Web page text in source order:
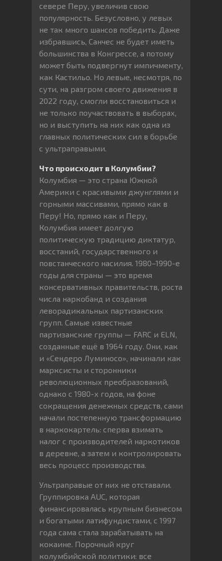
севере Перу, увеличив свою
популярность. Безусловно, у левых
не так много шансов победить. Даже
избравшись, Санчес не будет иметь
большинства в Конгрессе, а потому
может быть подвергнут импичменту,
как Кастильо. Но левые, несмотря, по
сути, на разгром своего движения в
2022 году, смогли восстановиться и
не только поучаствовать в выборах,
но и выступить на них как одна из
главных политических сил в борьбе
с ультраправыми.
Что происходит в Колумбии?
Колумбия — это страна Южной
Америки с красивыми джунглями и
горными массивами, прямо как в
Перу! Но, прямо как и Перу,
Колумбия имеет долгую
политическую традицию диктатур,
восстаний, государственного и
повстанческого насилия. 1980–1990-е
годы для страны — это время
консервативных правительств, роста
числа наркобанд и создания
леворадикальных партизанских
групп. Самые известные
партизанские группы — FARC и ELN,
созданные ещё в 1964 году. Они, как
и «Сендеро Луминосо», начинали как
марксисты и сторонники
революционных преобразований,
однако с 1980-х годов, на фоне
сокращения денежных средств, сами
начали постепенную трансформацию
в наркокартель: сперва взимать
налог с производителей наркотиков
в деревне, а затем и контролировать
весь процесс производства.
Ультраправые от них не отставали.
Группировка AUC, которая
финансировалась крупным бизнесом
и богатыми латифундистами, с 1997
года сама стала зарабатывать на
кокаине. Порочный круг
колумбийской политики: все